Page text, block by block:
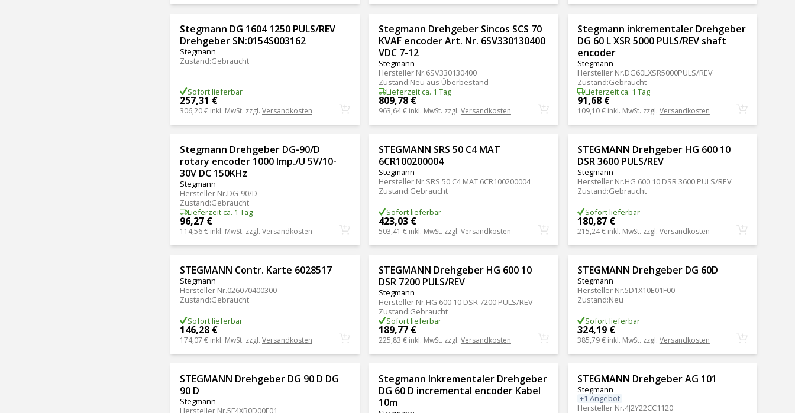
Stegmann DG 1604 1250 PULS/REV
Drehgeber SN:0154S003162
Stegmann
Zustand:Gebraucht
Sofort lieferbar
257,31 €
306,20 € inkl. MwSt. zzgl. Versandkosten
Stegmann Drehgeber Sincos SCS 70
KVAF encoder Art. Nr. 6SV330130400
VDC 7-12
Stegmann
Hersteller Nr.6SV330130400
Zustand:Neu aus Überbestand
Lieferzeit ca. 1 Tag
809,78 €
963,64 € inkl. MwSt. zzgl. Versandkosten
Stegmann inkrementaler Drehgeber
DG 60 L XSR 5000 PULS/REV shaft
encoder
Stegmann
Hersteller Nr.DG60LXSR5000PULS/REV
Zustand:Gebraucht
Lieferzeit ca. 1 Tag
91,68 €
109,10 € inkl. MwSt. zzgl. Versandkosten
Stegmann Drehgeber DG-90/D
rotary encoder 1000 Imp./U 5V/10-
30V DC 150KHz
Stegmann
Hersteller Nr.DG-90/D
Zustand:Gebraucht
Lieferzeit ca. 1 Tag
96,27 €
114,56 € inkl. MwSt. zzgl. Versandkosten
STEGMANN SRS 50 C4 MAT
6CR100200004
Stegmann
Hersteller Nr.SRS 50 C4 MAT 6CR100200004
Zustand:Gebraucht
Sofort lieferbar
423,03 €
503,41 € inkl. MwSt. zzgl. Versandkosten
STEGMANN Drehgeber HG 600 10
DSR 3600 PULS/REV
Stegmann
Hersteller Nr.HG 600 10 DSR 3600 PULS/REV
Zustand:Gebraucht
Sofort lieferbar
180,87 €
215,24 € inkl. MwSt. zzgl. Versandkosten
STEGMANN Contr. Karte 6028517
Stegmann
Hersteller Nr.026070400300
Zustand:Gebraucht
Sofort lieferbar
146,28 €
174,07 € inkl. MwSt. zzgl. Versandkosten
STEGMANN Drehgeber HG 600 10
DSR 7200 PULS/REV
Stegmann
Hersteller Nr.HG 600 10 DSR 7200 PULS/REV
Zustand:Gebraucht
Sofort lieferbar
189,77 €
225,83 € inkl. MwSt. zzgl. Versandkosten
STEGMANN Drehgeber DG 60D
Stegmann
Hersteller Nr.5D1X10E01F00
Zustand:Neu
Sofort lieferbar
324,19 €
385,79 € inkl. MwSt. zzgl. Versandkosten
STEGMANN Drehgeber DG 90 D DG
90 D
Stegmann
Hersteller Nr.5F4XB0D00F01
Stegmann Inkrementaler Drehgeber
DG 60 D incremental encoder Kabel
10m
STEGMANN Drehgeber AG 101
Stegmann
+1 Angebot
Hersteller Nr.4J2Y22CC1120